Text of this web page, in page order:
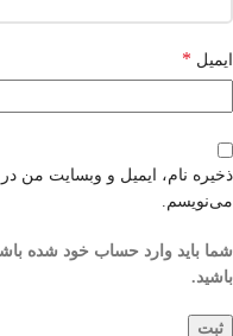
ایمیل *
ذخیره نام، ایمیل و وبسایت من
می‌نویسم.
شما باید وارد حساب خود شده
باشید.